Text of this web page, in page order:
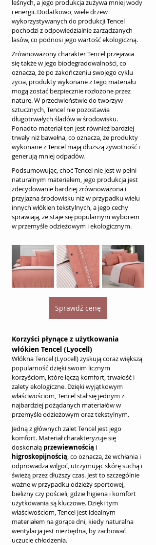
leśnych, a jego produkcja zużywa mniej wody
i energii. Dodatkowo, wiele drzew
wykorzystywanych do produkcji Tencel
pochodzi z odpowiedzialnie zarządzanych
lasów, co podnosi jego wartość ekologiczną.
Zrównoważony charakter Tencel przejawia
się także w jego biodegradowalności, co
oznacza, że po zakończeniu swojego cyklu
życia, produkty wykonane z tego materiału
mogą zostać bezpiecznie rozłożone przez
naturę. W przeciwieństwie do tworzyw
sztucznych, Tencel nie pozostawia
długotrwałych śladów w środowisku.
Ponadto materiał ten jest również bardziej
trwały niż bawełna, co oznacza, że produkty
wykonane z Tencel mają dłuższą żywotność i
generują mniej odpadów.
Podsumowując, choć Tencel nie jest w pełni
naturalnym materiałem, jego produkcja jest
zdecydowanie bardziej zrównoważona i
przyjazna środowisku niż w przypadku wielu
innych włókien tekstylnych, a jego cechy
sprawiają, że staje się popularnym wyborem
w przemyśle odzieżowym i ekologicznym.
Sprawdź cenę
Korzyści płynące z użytkowania
włókien Tencel (Lyocell)
Włókna Tencel (Lyocell) zyskują coraz większą
popularność dzięki swoim licznym
korzyściom, które łączą komfort, trwałość i
zalety ekologiczne. Dzięki wyjątkowym
właściwościom, Tencel stał się jednym z
najbardziej pożądanych materiałów w
przemyśle odzieżowym oraz tekstylnym.
Jedną z głównych zalet Tencel jest jego
komfort. Materiał charakteryzuje się
doskonałą przewiewnością i
higroskopijnością, co oznacza, że wchłania i
odprowadza wilgoć, utrzymując skórę suchą i
świeżą przez dłuższy czas. Jest to szczególnie
ważne w przypadku odzieży sportowej,
bielizny czy pościeli, gdzie higiena i komfort
użytkowania są kluczowe. Dzięki tym
właściwościom, Tencel jest idealnym
materiałem na gorące dni, kiedy naturalna
wentylacja jest niezbędna, by zachować
uczucie chłodzenia.